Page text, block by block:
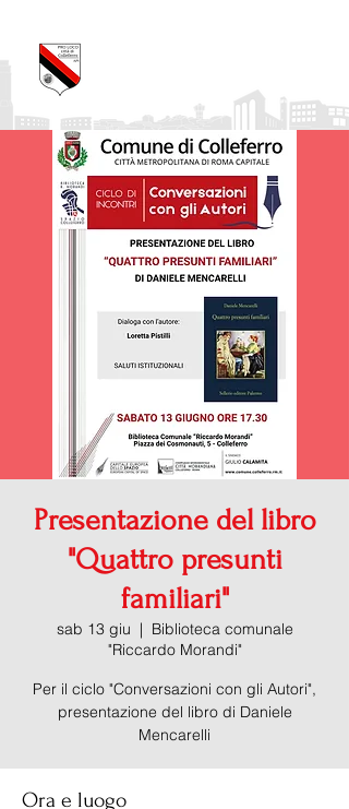
Presentazione del libro
"Quattro presunti
familiari"
sab 13 giu
  |
Biblioteca comunale
"Riccardo Morandi"
Per il ciclo "Conversazioni con gli Autori",
presentazione del libro di Daniele
Mencarelli
Ora e luogo